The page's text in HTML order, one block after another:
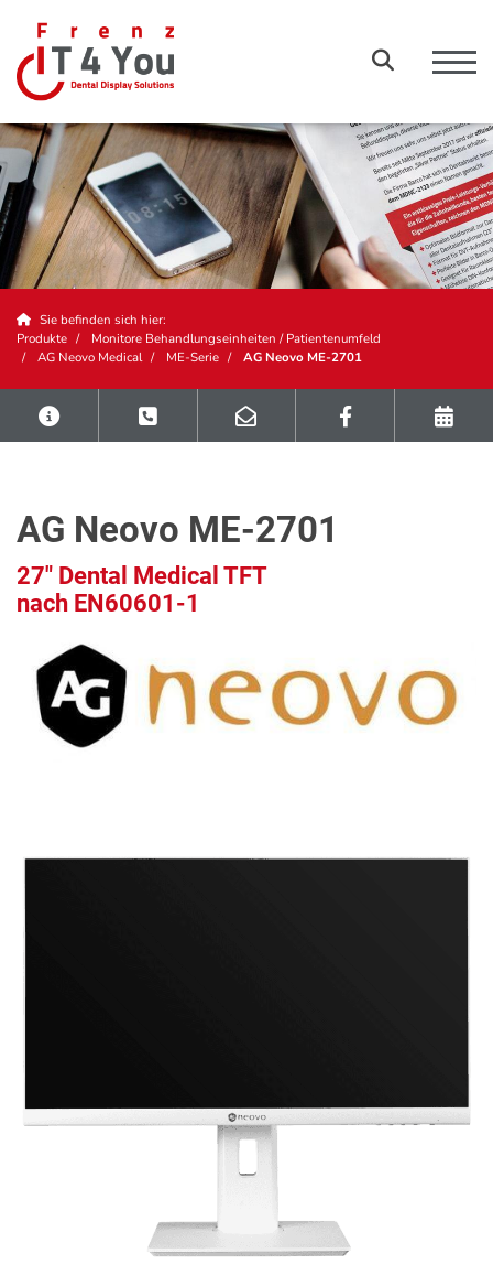
Sie befinden sich hier:
Produkte
Monitore Behandlungseinheiten / Patientenumfeld
AG Neovo Medical
ME-Serie AG Neovo ME-2701
AG Neovo ME-2701
27" Dental Medical TFT
nach EN60601-1